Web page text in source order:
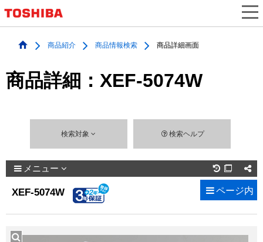
商品紹介 商品情報検索 商品詳細画面
商品詳細：XEF-5074W
検索対象 検索ヘルプ
メニュー 
XEF-5074W ページ内